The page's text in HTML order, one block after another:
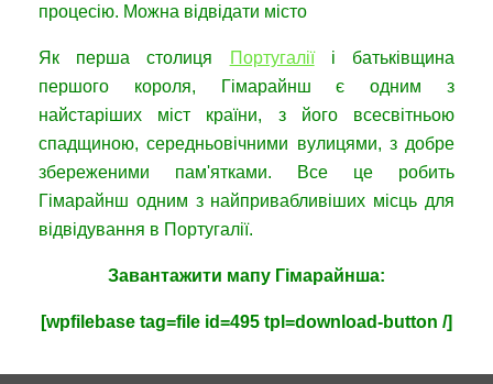
процесію. Можна відвідати місто
Як перша столиця Португаліїі батьківщина
першого короля, Гімарайнш є одним з
найстаріших міст країни, з його всесвітньою
спадщиною, середньовічними вулицями, з добре
збереженими пам'ятками. Все це робить
Гімарайнш одним з найпривабливіших місць для
відвідування в Португалії.
Завантажити мапу Гімарайнша:
[wpfilebase tag=file id=495 tpl=download-button /]